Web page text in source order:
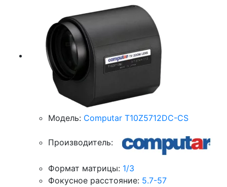
Модель: Computar T10Z5712DC-CS
Производитель:
Формат матрицы: 1/3
Фокусное расстояние: 5.7-57